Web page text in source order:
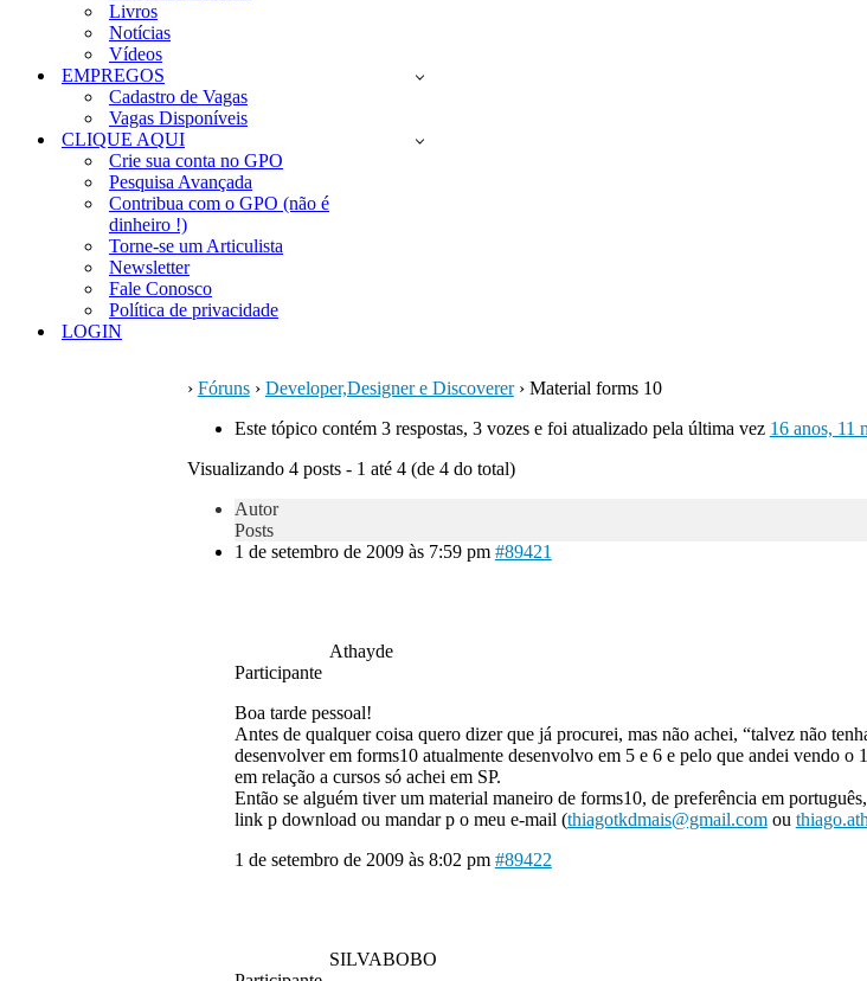
Livros
Notícias
Vídeos
EMPREGOS
Cadastro de Vagas
Vagas Disponíveis
CLIQUE AQUI
Crie sua conta no GPO
Pesquisa Avançada
Contribua com o GPO (não é
dinheiro !)
Torne-se um Articulista
Newsletter
Fale Conosco
Política de privacidade
LOGIN
› Fóruns › Developer,Designer e Discoverer › Material forms 10
Este tópico contém 3 respostas, 3 vozes e foi atualizado pela última vez 16 anos, 11
Visualizando 4 posts - 1 até 4 (de 4 do total)
Autor
Posts
1 de setembro de 2009 às 7:59 pm #89421
Athayde
Participante
Boa tarde pessoal!
Antes de qualquer coisa quero dizer que já procurei, mas não achei, “talvez não
desenvolver em forms10 atualmente desenvolvo em 5 e 6 e pelo que andei vendo
em relação a cursos só achei em SP.
Então se alguém tiver um material maneiro de forms10, de preferência em
link p download ou mandar p o meu e-mail (thiagotkdmais@gmail.comou
1 de setembro de 2009 às 8:02 pm #89422
SILVABOBO